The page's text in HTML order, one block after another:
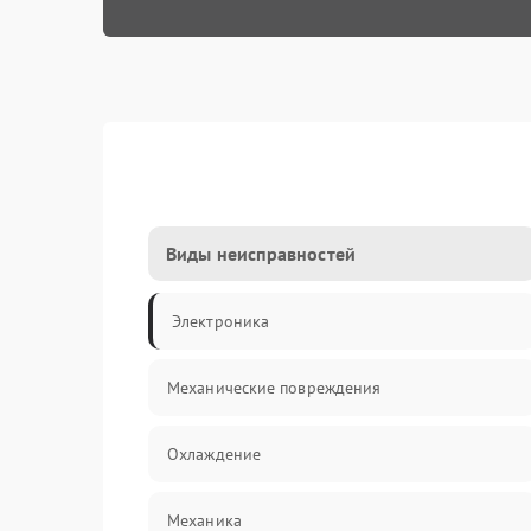
Виды неисправностей
Электроника
Механические повреждения
Охлаждение
Механика